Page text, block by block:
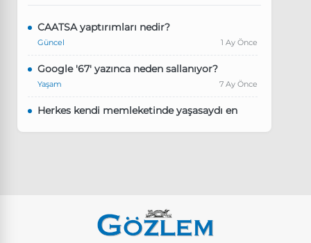
CAATSA yaptırımları nedir?
Güncel 1 Ay Önce
Google '67' yazınca neden sallanıyor?
Yaşam 7 Ay Önce
Herkes kendi memleketinde yaşasaydı en
Instagram’da keşfet nasıl temizlenir?